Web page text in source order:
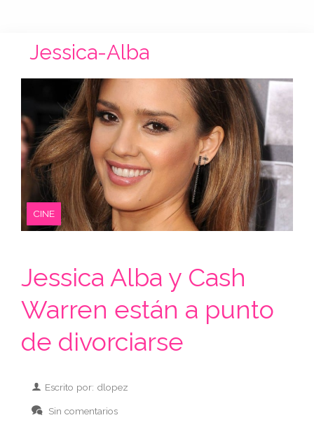
Jessica-Alba
CINE
Jessica Alba y Cash
Warren están a punto
de divorciarse
Escrito por: dlopez
Sin comentarios